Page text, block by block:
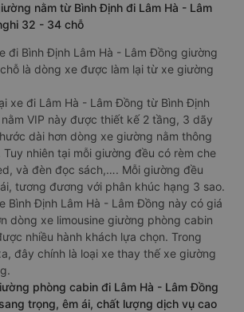
nằm từ Bình Định đi Lâm Hà - Lâm
32 - 34 chỗ
đi Bình Định Lâm Hà - Lâm Đồng giường
là dòng xe được làm lại từ xe giường
xe đi Lâm Hà - Lâm Đồng từ Bình Định
VIP này được thiết kế 2 tầng, 3 dãy
dài hơn dòng xe giường nằm thông
nhiên tại mỗi giường đều có rèm che
và đèn đọc sách,…. Mỗi giường đều
tương đương với phân khúc hạng 3 sao.
Bình Định Lâm Hà - Lâm Đồng này có giá
dòng xe limousine giường phòng cabin
nhiều hành khách lựa chọn. Trong
đây chính là loại xe thay thế xe giường
phòng cabin đi Lâm Hà - Lâm Đồng
trọng, êm ái, chất lượng dịch vụ cao